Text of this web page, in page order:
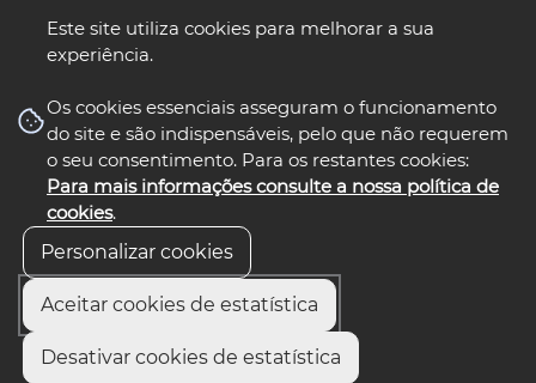
Este site utiliza cookies para melhorar a sua
experiência.
Os cookies essenciais asseguram o funcionamento
do site e são indispensáveis, pelo que não requerem
o seu consentimento. Para os restantes cookies:
Para mais informações consulte a nossa política de
cookies.
Personalizar cookies
Aceitar cookies de estatística
Desativar cookies de estatística
nos select language
Início
REQUALIFICAÇÃO URBANA DA PRACETA INFANTE D.